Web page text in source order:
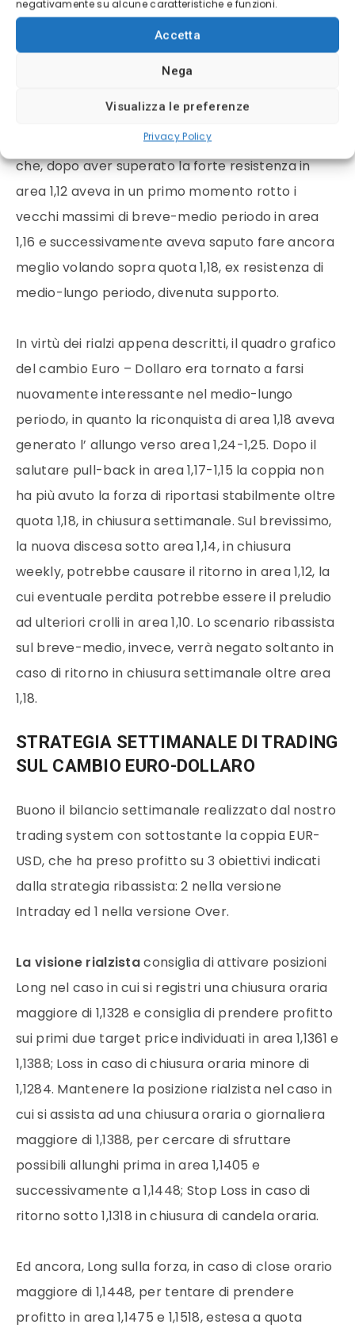
negativamente su alcune caratteristiche e funzioni.
Accetta
Nega
Visualizza le preferenze
Privacy Policy
vendite sui minimi da Giugno 2016 in area 1,12.
La visione di lungo periodo, invece, ci aveva detto
scivolate sotto i supporti di medio-lungo , in area
1,06 -1,07, aveva messo in atto un poderoso rialzo
che, dopo aver superato la forte resistenza in
area 1,12 aveva in un primo momento rotto i
vecchi massimi di breve-medio periodo in area
1,16 e successivamente aveva saputo fare ancora
meglio volando sopra quota 1,18, ex resistenza di
medio-lungo periodo, divenuta supporto.
In virtù dei rialzi appena descritti, il quadro grafico
del cambio Euro – Dollaro era tornato a farsi
nuovamente interessante nel medio-lungo
periodo, in quanto la riconquista di area 1,18 aveva
generato l’ allungo verso area 1,24-1,25. Dopo il
salutare pull-back in area 1,17-1,15 la coppia non
ha più avuto la forza di riportasi stabilmente oltre
quota 1,18, in chiusura settimanale. Sul brevissimo,
la nuova discesa sotto area 1,14, in chiusura
weekly, potrebbe causare il ritorno in area 1,12, la
cui eventuale perdita potrebbe essere il preludio
ad ulteriori crolli in area 1,10. Lo scenario ribassista
sul breve-medio, invece, verrà negato soltanto in
caso di ritorno in chiusura settimanale oltre area
1,18.
STRATEGIA SETTIMANALE DI TRADING
SUL CAMBIO EURO-DOLLARO
Buono il bilancio settimanale realizzato dal nostro
trading system con sottostante la coppia EUR-
USD, che ha preso profitto su 3 obiettivi indicati
dalla strategia ribassista: 2 nella versione
Intraday ed 1 nella versione Over.
La visione rialzistaconsiglia di attivare posizioni
Long nel caso in cui si registri una chiusura oraria
maggiore di 1,1328 e consiglia di prendere profitto
sui primi due target price individuati in area 1,1361 e
1,1388; Loss in caso di chiusura oraria minore di
1,1284. Mantenere la posizione rialzista nel caso in
cui si assista ad una chiusura oraria o giornaliera
maggiore di 1,1388, per cercare di sfruttare
possibili allunghi prima in area 1,1405 e
successivamente a 1,1448; Stop Loss in caso di
ritorno sotto 1,1318 in chiusura di candela oraria.
Ed ancora, Long sulla forza, in caso di close orario
maggiore di 1,1448, per tentare di prendere
profitto in area 1,1475 e 1,1518, estesa a quota